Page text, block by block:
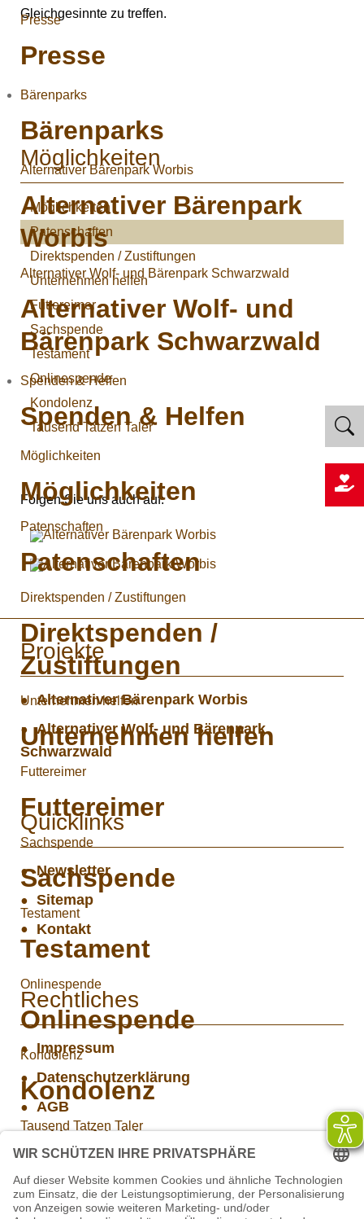
Presse
Presse
Bärenparks
Bärenparks
Alternativer Bärenpark Worbis
Alternativer Bärenpark
Worbis
Alternativer Wolf- und Bärenpark Schwarzwald
Alternativer Wolf- und
Bärenpark Schwarzwald
Spenden & Helfen
Spenden & Helfen
Möglichkeiten
Möglichkeiten
Patenschaften
Patenschaften
Direktspenden / Zustiftungen
Direktspenden /
Zustiftungen
Unternehmen helfen
Unternehmen helfen
Futtereimer
Futtereimer
Sachspende
Sachspende
Testament
Testament
Onlinespende
Onlinespende
Kondolenz
Kondolenz
Tausend Tatzen Taler
Tausend Tatzen Taler
Über uns
Gleichgesinnte zu treffen.
Möglichkeiten
Möglichkeiten
Patenschaften
Direktspenden / Zustiftungen
Unternehmen helfen
Futtereimer
Sachspende
Testament
Onlinespende
Kondolenz
Tausend Tatzen Taler
Folgen Sie uns auch auf:
Projekte
Alternativer Bärenpark Worbis
Alternativer Wolf- und Bärenpark
Schwarzwald
Quicklinks
Newsletter
Sitemap
Kontakt
Rechtliches
Impressum
Datenschutzerklärung
AGB
Widerrufsbelehrung